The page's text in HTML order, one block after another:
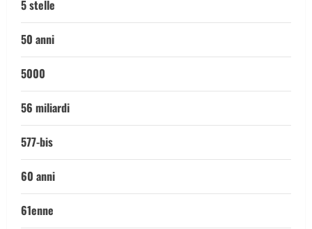
5 stelle
50 anni
5000
56 miliardi
577-bis
60 anni
61enne